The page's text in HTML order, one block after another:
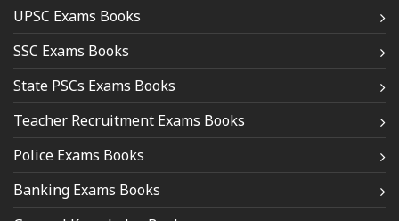
UPSC Exams Books
SSC Exams Books
State PSCs Exams Books
Teacher Recruitment Exams Books
Police Exams Books
Banking Exams Books